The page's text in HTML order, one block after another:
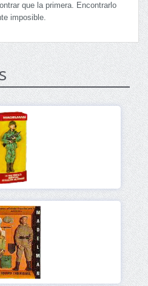
que la primera. Encontrarlo
imposible.
Ver
Ver